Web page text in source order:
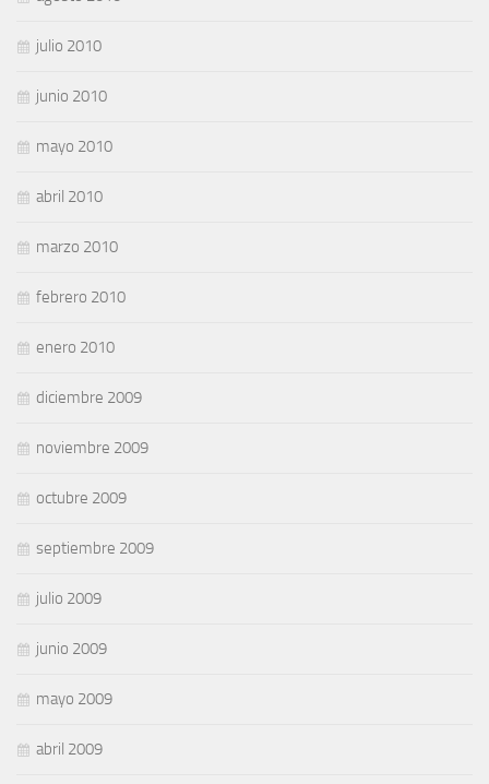
julio 2010
junio 2010
mayo 2010
abril 2010
marzo 2010
febrero 2010
enero 2010
diciembre 2009
noviembre 2009
octubre 2009
septiembre 2009
julio 2009
junio 2009
mayo 2009
abril 2009